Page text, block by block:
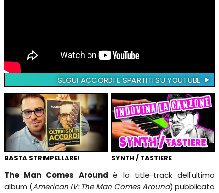
SEGUI ACCORDI E SPARTITI SU YOUTUBE
BASTA STRIMPELLARE! SYNTH / TASTIERE
The Man Comes Around è la title-track dell'ultimo
album (American IV: The Man Comes Around) pubblicato